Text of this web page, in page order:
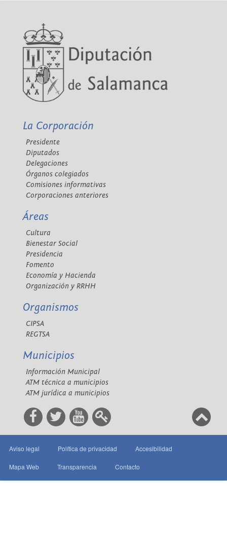
La Corporación
Presidente
Diputados
Delegaciones
Órganos colegiados
Comisiones informativas
Corporaciones anteriores
Áreas
Cultura
Bienestar Social
Presidencia
Fomento
Economía y Hacienda
Organización y RRHH
Organismos
CIPSA
REGTSA
Municipios
Información Municipal
ATM técnica a municipios
ATM jurídica a municipios
Aviso legal Política de privacidad Accesibilidad
Mapa Web Transparencia Contacto